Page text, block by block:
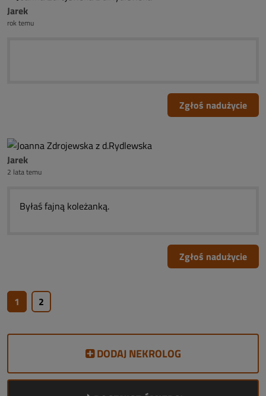
Jarek
rok temu
Zgłoś nadużycie
Jarek
2 lata temu
Byłaś fajną koleżanką.
Zgłoś nadużycie
1 2
DODAJ NEKROLOG